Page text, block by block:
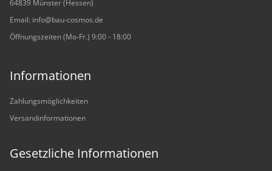
64839 Münster (Hessen)
Email: info@bau-cosmos.de
Öffnungszeiten (Mo-Fr.) 9:00 - 18:00
Informationen
Zahlungsmöglichkeiten
Versandinformationen
Gesetzliche Informationen